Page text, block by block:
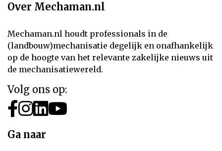
Over Mechaman.nl
Mechaman.nl houdt professionals in de
(landbouw)mechanisatie degelijk en onafhankelijk
op de hoogte van het relevante zakelijke nieuws uit
de mechanisatiewereld.
Volg ons op:
Ga naar